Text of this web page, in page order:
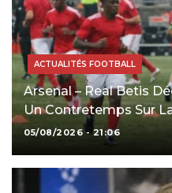
ACTUALITÉS FOOTBALL
Arsenal – Real Betis
Un Contretemps Sur
05/08/2026 - 21:06